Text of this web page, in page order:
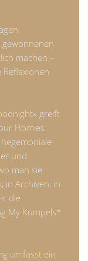
machen –
greift
Homies
und
man sie
in Archiven, in
die
My Kumpels*
umfasst ein